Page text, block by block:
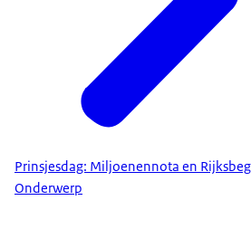
Prinsjesdag: Miljoenennota en
Onderwerp